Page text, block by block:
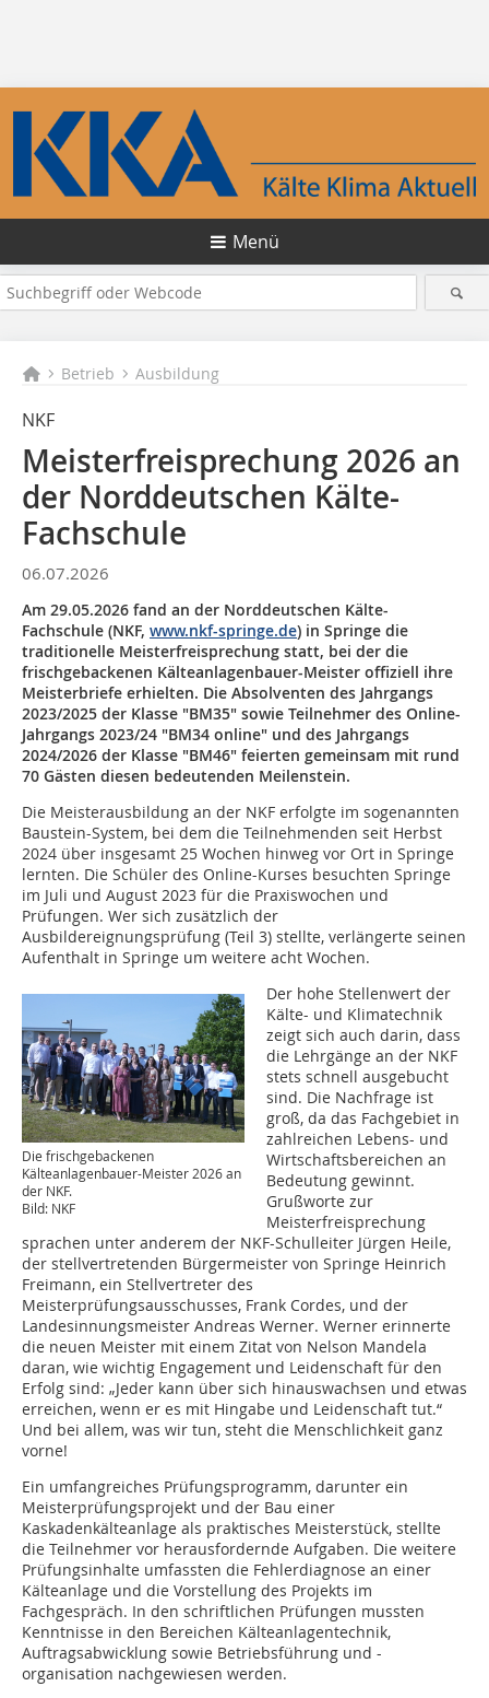
Menü
Betrieb Ausbildung
NKF
Meisterfreisprechung 2026 an
der Norddeutschen Kälte-
Fachschule
06.07.2026
Am 29.05.2026 fand an der Norddeutschen Kälte-
Fachschule (NKF, www.nkf-springe.de) in Springe die
traditionelle Meisterfreisprechung statt, bei der die
frischgebackenen Kälteanlagenbauer-Meister offiziell ihre
Meisterbriefe erhielten. Die Absolventen des Jahrgangs
2023/2025 der Klasse "BM35" sowie Teilnehmer des Online-
Jahrgangs 2023/24 "BM34 online" und des Jahrgangs
2024/2026 der Klasse "BM46" feierten gemeinsam mit rund
70 Gästen diesen bedeutenden Meilenstein.
Die Meisterausbildung an der NKF erfolgte im sogenannten
Baustein-System, bei dem die Teilnehmenden seit Herbst
2024 über insgesamt 25 Wochen hinweg vor Ort in Springe
lernten. Die Schüler des Online-Kurses besuchten Springe
im Juli und August 2023 für die Praxiswochen und
Prüfungen. Wer sich zusätzlich der
Ausbildereignungsprüfung (Teil 3) stellte, verlängerte seinen
Aufenthalt in Springe um weitere acht Wochen.
Die frischgebackenen
Kälteanlagenbauer-Meister 2026 an
der NKF.
Bild: NKF
Der hohe Stellenwert der
Kälte- und Klimatechnik
zeigt sich auch darin, dass
die Lehrgänge an der NKF
stets schnell ausgebucht
sind. Die Nachfrage ist
groß, da das Fachgebiet in
zahlreichen Lebens- und
Wirtschaftsbereichen an
Bedeutung gewinnt.
Grußworte zur
Meisterfreisprechung
sprachen unter anderem der NKF-Schulleiter Jürgen Heile,
der stellvertretenden Bürgermeister von Springe Heinrich
Freimann, ein Stellvertreter des
Meisterprüfungsausschusses, Frank Cordes, und der
Landesinnungsmeister Andreas Werner. Werner erinnerte
die neuen Meister mit einem Zitat von Nelson Mandela
daran, wie wichtig Engagement und Leidenschaft für den
Erfolg sind: „Jeder kann über sich hinauswachsen und etwas
erreichen, wenn er es mit Hingabe und Leidenschaft tut.“
Und bei allem, was wir tun, steht die Menschlichkeit ganz
vorne!
Ein umfangreiches Prüfungsprogramm, darunter ein
Meisterprüfungsprojekt und der Bau einer
Kaskadenkälteanlage als praktisches Meisterstück, stellte
die Teilnehmer vor herausfordernde Aufgaben. Die weitere
Prüfungsinhalte umfassten die Fehlerdiagnose an einer
Kälteanlage und die Vorstellung des Projekts im
Fachgespräch. In den schriftlichen Prüfungen mussten
Kenntnisse in den Bereichen Kälteanlagentechnik,
Auftragsabwicklung sowie Betriebsführung und -
organisation nachgewiesen werden.